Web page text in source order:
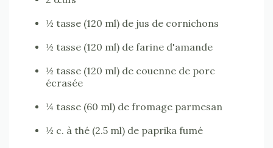
½ tasse (120 ml) de jus de cornichons
½ tasse (120 ml) de farine d'amande
½ tasse (120 ml) de couenne de porc
écrasée
¼ tasse (60 ml) de fromage parmesan
½ c. à thé (2.5 ml) de paprika fumé